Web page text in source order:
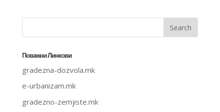
Поважни Линкови
gradezna-dozvola.mk
e-urbanizam.mk
gradezno-zemjiste.mk